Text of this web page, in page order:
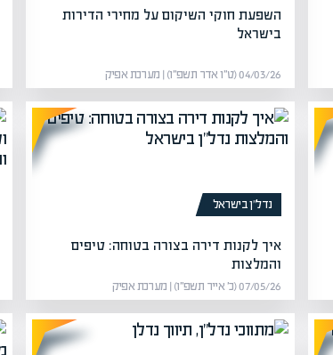
השפעת חוקי השיקום על מחירי הדירות
בישראל
04/03/26 (ט״ו אדר תשפ״ו) | מערכת אפיק
נדל”ן בישראל
איך לקנות דירה בצורה בטוחה: טיפים
והמלצות
07/05/26 (כ׳ אייר תשפ״ו) | מערכת אפיק